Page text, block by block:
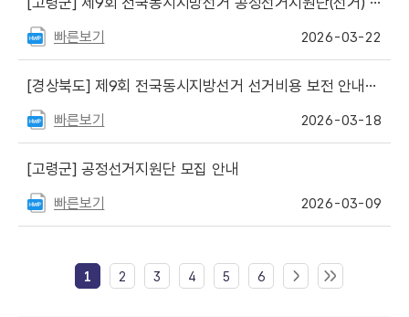
빠른보기 2026-03-22
[경상북도] 제9회 전국동시지방선거 선거비용 보전 안내서 원고파일 게시
빠른보기 2026-03-18
[고령군] 공정선거지원단 모집 안내
빠른보기 2026-03-09
1 2 3 4 5 6